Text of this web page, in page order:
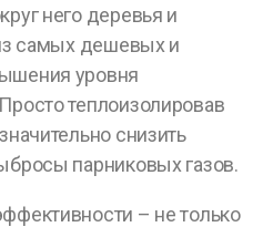
него деревья и
самых дешевых и
уровня
теплоизолировав
снизить
парниковых газов.
– не только